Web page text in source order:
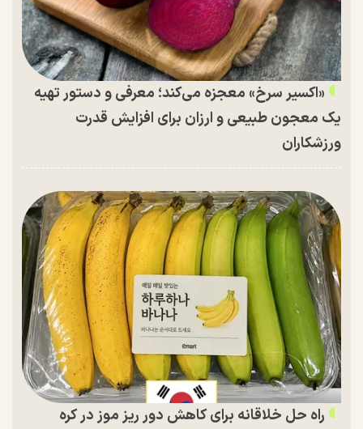
«اکسیر سرخ» معجزه می‌کند؛ معرفی و دستور تهیه
یک معجون طبیعی و ارزان برای افزایش قدرت
ورزشکاران
راه حل خلاقانه برای کاهش دور ریز موز در کره